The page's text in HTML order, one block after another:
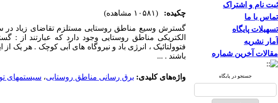
ثبت نام و اشتراک
تماس با ما
تسهیلات پایگاه
آمار نشریه
مقالات آخرین شماره
جستجو در پایگاه
چکیده:
(۱۰۵۸۱ مشاهده)
گسترش وسیع مناطق روستایی مستلزم تقاضای زیاد در
الکتریکی مناطق روستایی وجود دارد که عبارتند از :
فتوولتائیک ، انرژی باد و نیروگاه های آبی کوچک . هر یک از
باشند . ...
واژه‌های کلیدی: برق رسانی مناطق روستایی، سیستمهای